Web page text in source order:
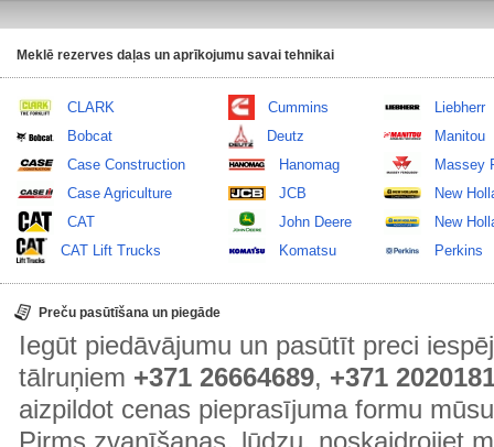
Meklē rezerves daļas un aprīkojumu savai tehnikai
CLARK
Bobcat
Case Construction
Case Agriculture
CAT
CAT Lift Trucks
Cummins
Deutz
Hanomag
JCB
John Deere
Komatsu
Liebherr
Manitou
Massey
New
New
Perkins
Preču pasūtīšana un piegāde
Iegūt piedāvājumu un pasūtīt preci
tālruņiem +371 26664689, +371
aizpildot cenas pieprasījuma formu
Pirms zvanīšanas, lūdzu, noskaidrojiet